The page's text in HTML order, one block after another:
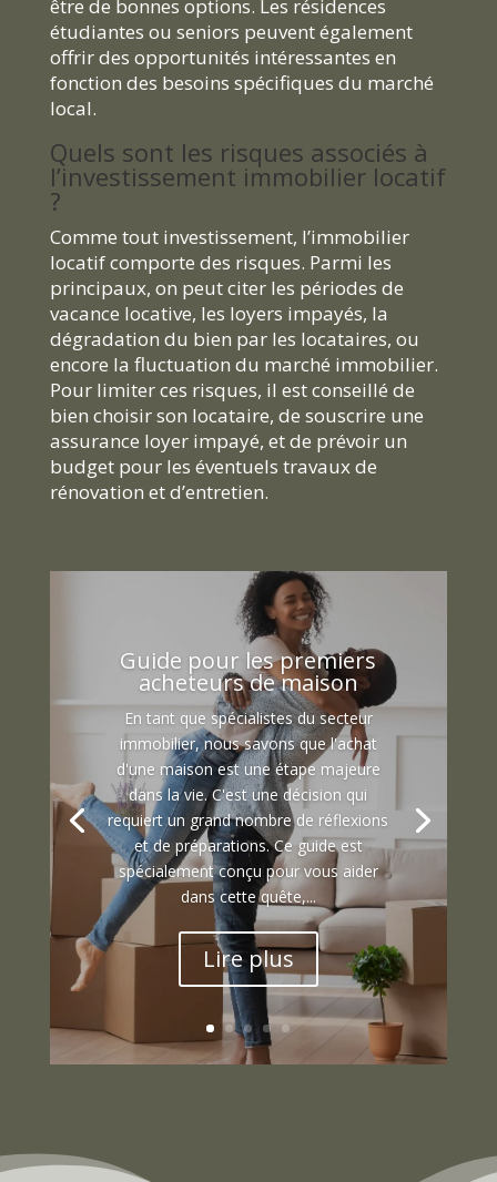
être de bonnes options. Les résidences
étudiantes ou seniors peuvent également
offrir des opportunités intéressantes en
fonction des besoins spécifiques du marché
local.
Quels sont les risques associés à
l’investissement immobilier locatif
?
Comme tout investissement, l’immobilier
locatif comporte des risques. Parmi les
principaux, on peut citer les périodes de
vacance locative, les loyers impayés, la
dégradation du bien par les locataires, ou
encore la fluctuation du marché immobilier.
Pour limiter ces risques, il est conseillé de
bien choisir son locataire, de souscrire une
assurance loyer impayé, et de prévoir un
budget pour les éventuels travaux de
rénovation et d’entretien.
Guide pour les premiers
acheteurs de maison
En tant que spécialistes du secteur
immobilier, nous savons que l'achat
d'une maison est une étape majeure
dans la vie. C'est une décision qui
requiert un grand nombre de réflexions
et de préparations. Ce guide est
spécialement conçu pour vous aider
dans cette quête,...
Lire plus